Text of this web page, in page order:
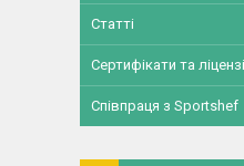
Статті
Сертифікати та
Співпраця з Sportshef